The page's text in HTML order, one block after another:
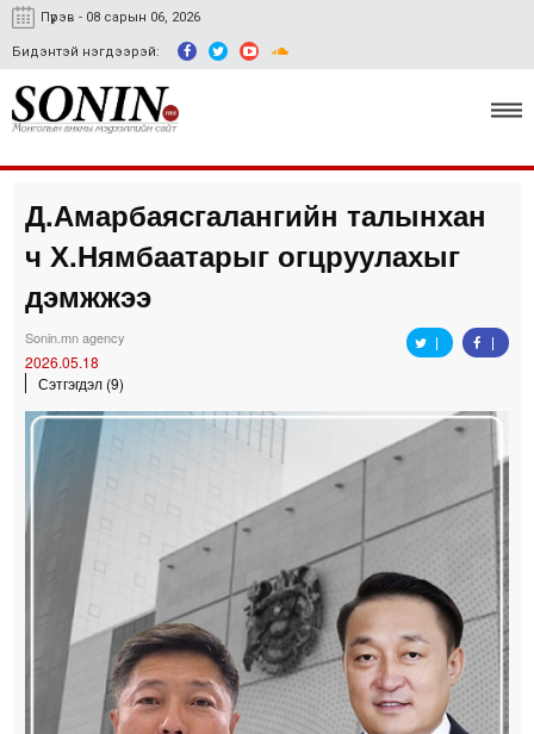
Пүрэв - 08 сарын 06, 2026
Бидэнтэй нэгдээрэй:
Улс төр, эдийн засаг
Гэмт хэрэг
Easy news
Д.Амарбаясгалангийн талынхан
ч Х.Нямбаатарыг огцруулахыг
дэмжжээ
Sonin.mn agency
2026.05.18
Сэтгэгдэл (9)